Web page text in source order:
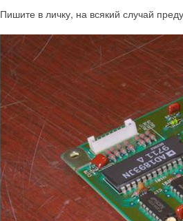
Пишите в личку, на всякий случай